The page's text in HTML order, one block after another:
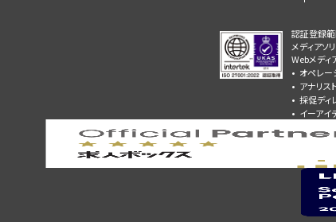
認証登録範
メディアソ
Webメディ
オペレー
アナリス
採促ディ
イーアイ